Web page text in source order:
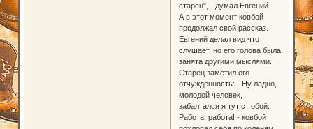
старец", - думал Евгений.
А в этот момент ковбой
продолжал свой рассказ.
Евгений делал вид что
слушает, но его голова была
занята другими мыслями.
Старец заметил его
отчужденность: - Ну ладно,
молодой человек,
забалтался я тут с тобой.
Работа, работа! - ковбой